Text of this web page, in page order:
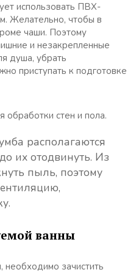
использовать ПВХ-
Желательно, чтобы в
чаши. Поэтому
и незакрепленные
душа, убрать
приступать к подготовке
обработки стен и пола.
располагаются
их отодвинуть. Из
пыль, поэтому
ванны
необходимо зачистить